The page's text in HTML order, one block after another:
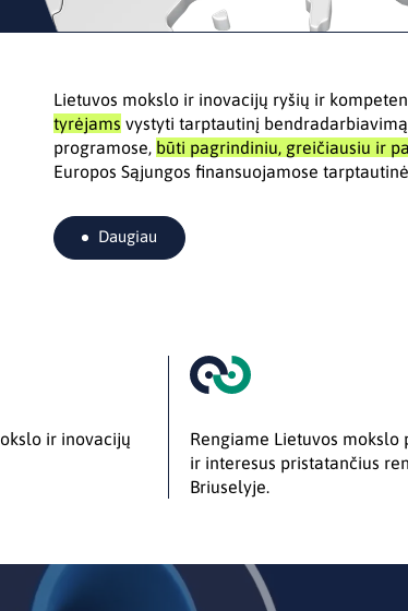
Lietuvos mokslo ir inovacijų ryšių ir
tyrėjams vystyti tarptautinį
programose, būti pagrindiniu, greičiausiu ir
Europos Sąjungos finansuojamose
Daugiau
ir inovacijų
Rengiame Lietuvos mokslo
ir interesus pristatančius
Briuselyje.